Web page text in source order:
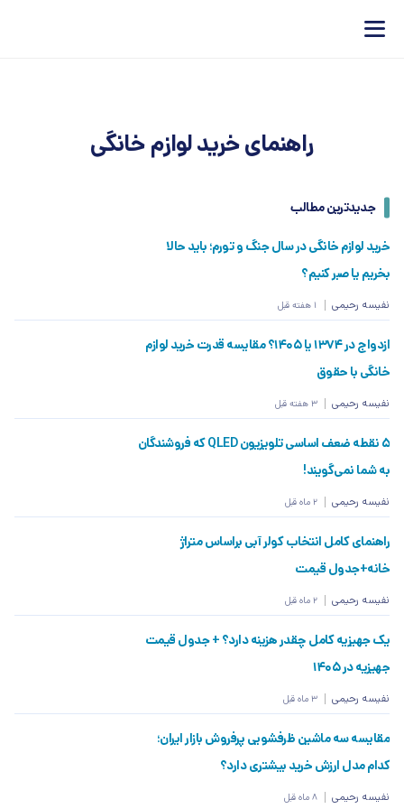
راهنمای خرید لوازم خانگی
جدیدترین مطالب
خرید لوازم خانگی در سال جنگ و تورم؛ باید حالا
بخریم یا صبر کنیم؟
نفیسه رحیمی 1 هفته قبل
ازدواج در ۱۳۷۴ یا ۱۴۰۵؟ مقایسه قدرت خرید لوازم
خانگی با حقوق
نفیسه رحیمی 3 هفته قبل
۵ نقطه ضعف اساسی تلویزیون QLED که فروشندگان
به شما نمی‌گویند!
نفیسه رحیمی 2 ماه قبل
راهنمای کامل انتخاب کولر آبی براساس متراژ
خانه+جدول قیمت
نفیسه رحیمی 2 ماه قبل
یک جهیزیه کامل چقدر هزینه دارد؟ + جدول قیمت
جهیزیه در ۱۴۰۵
نفیسه رحیمی 3 ماه قبل
مقایسه سه ماشین ظرفشویی پرفروش بازار ایران؛
کدام مدل ارزش خرید بیشتری دارد؟
نفیسه رحیمی 8 ماه قبل